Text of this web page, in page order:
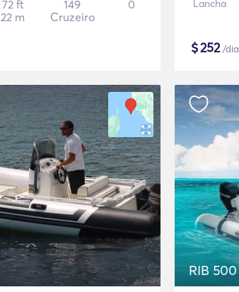
72 ft
22 m
149
Cruzeiro
0 Lancha
$252/dia
RIB 500